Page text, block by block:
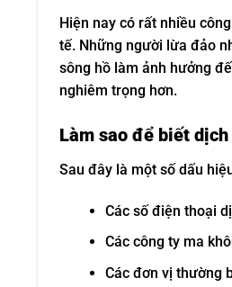
Hiện nay có rất nhiều
tế. Những người lừa đảo
sông hồ làm ảnh hưởng
nghiêm trọng hơn.
Làm sao để biết
Sau đây là một số dấu
Các số điện thoại
Các công ty ma
Các đơn vị thường